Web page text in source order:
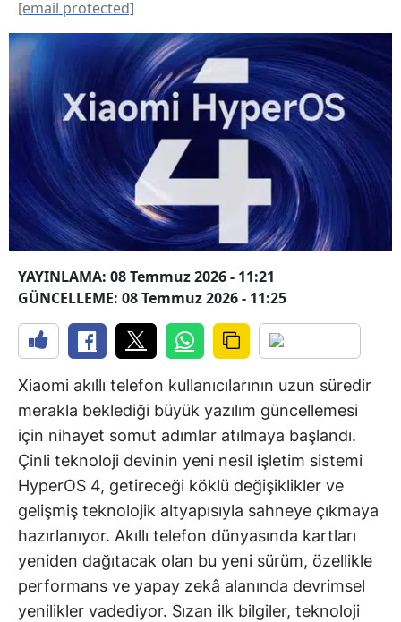
[email protected]
YAYINLAMA: 08 Temmuz 2026 - 11:21
GÜNCELLEME: 08 Temmuz 2026 - 11:25
Xiaomi akıllı telefon kullanıcılarının uzun süredir
merakla beklediği büyük yazılım güncellemesi
için nihayet somut adımlar atılmaya başlandı.
Çinli teknoloji devinin yeni nesil işletim sistemi
HyperOS 4, getireceği köklü değişiklikler ve
gelişmiş teknolojik altyapısıyla sahneye çıkmaya
hazırlanıyor. Akıllı telefon dünyasında kartları
yeniden dağıtacak olan bu yeni sürüm, özellikle
performans ve yapay zekâ alanında devrimsel
yenilikler vadediyor. Sızan ilk bilgiler, teknoloji